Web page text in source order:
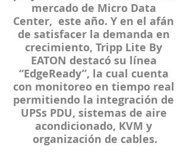
mercado de Micro Data
Center,  este año. Y en el afán
de satisfacer la demanda en
crecimiento, Tripp Lite By
EATON destacó su línea
“EdgeReady”, la cual cuenta
con monitoreo en tiempo real
permitiendo la integración de
UPSs PDU, sistemas de aire
acondicionado, KVM y
organización de cables.